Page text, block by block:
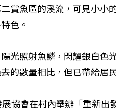
賞魚區的溪流，可見小小
色。
光照射魚鱗，閃耀銀白色
的數量相比，但已帶給居
協會在村內舉辦「重新出